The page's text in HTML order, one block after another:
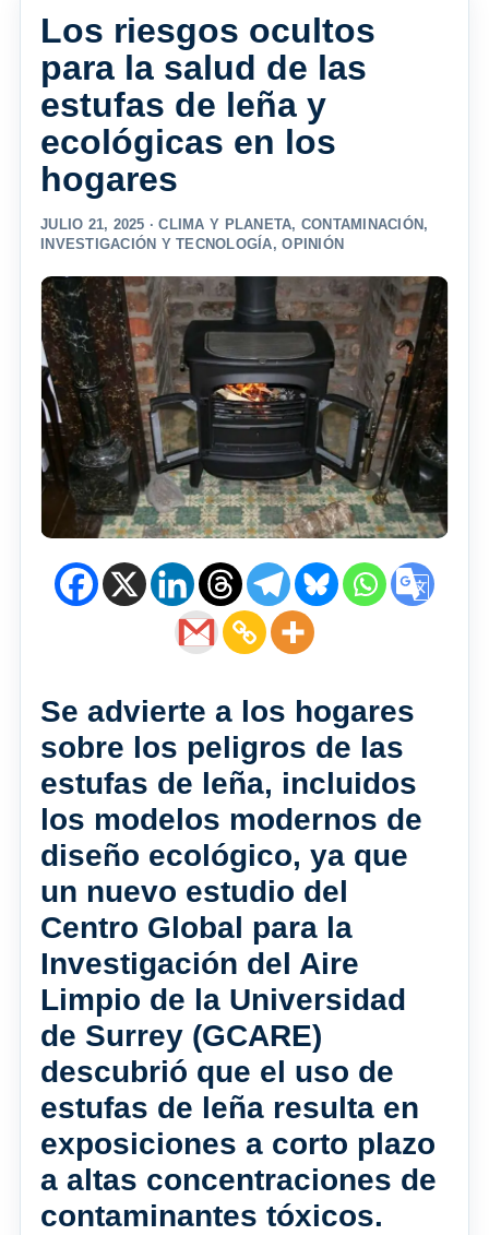
Los riesgos ocultos
para la salud de las
estufas de leña y
ecológicas en los
hogares
JULIO 21, 2025 ·CLIMA Y PLANETA, CONTAMINACIÓN ,
INVESTIGACIÓN Y TECNOLOGÍA,OPINIÓN
Se advierte a los hogares
sobre los peligros de las
estufas de leña, incluidos
los modelos modernos de
diseño ecológico, ya que
un nuevo estudio del
Centro Global para la
Investigación del Aire
Limpio de la Universidad
de Surrey (GCARE)
descubrió que el uso de
estufas de leña resulta en
exposiciones a corto plazo
a altas concentraciones de
contaminantes tóxicos.